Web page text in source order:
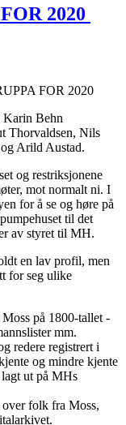
2020
FOR 2020
Karin Behn
Thorvaldsen, Nils
Arild Austad.
og restriksjonene
mot normalt ni. I
for å se og høre på
til det
av styret til MH.
en lav profil, men
for seg ulike
på 1800-tallet -
mm.
redere registrert i
og mindre kjente
ut på MHs
over folk fra Moss,